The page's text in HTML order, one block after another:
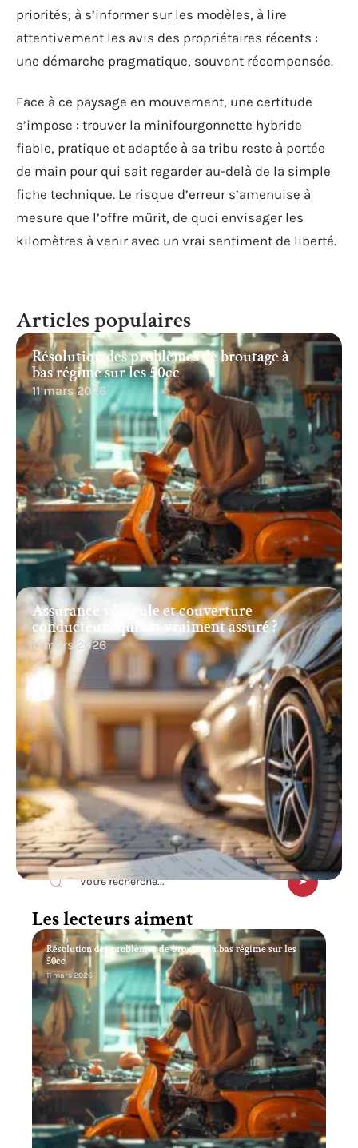
priorités, à s’informer sur les modèles, à lire
attentivement les avis des propriétaires récents :
une démarche pragmatique, souvent récompensée.
Face à ce paysage en mouvement, une certitude
s’impose : trouver la minifourgonnette hybride
fiable, pratique et adaptée à sa tribu reste à portée
de main pour qui sait regarder au-delà de la simple
fiche technique. Le risque d’erreur s’amenuise à
mesure que l’offre mûrit, de quoi envisager les
kilomètres à venir avec un vrai sentiment de liberté.
Articles populaires
Résolution des problèmes de broutage à
bas régime sur les 50cc
11 mars 2026
Assurance véhicule et couverture
conducteur : qui est vraiment assuré ?
11 mars 2026
Recherche
Les lecteurs aiment
Résolution des problèmes de broutage à bas régime sur les
50cc
11 mars 2026